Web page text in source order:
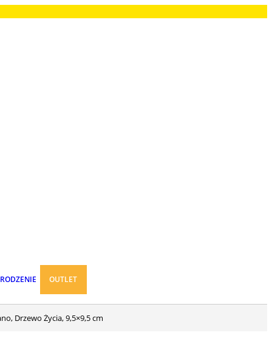
OUTLET
Drzewo Życia, 9,5×9,5 cm